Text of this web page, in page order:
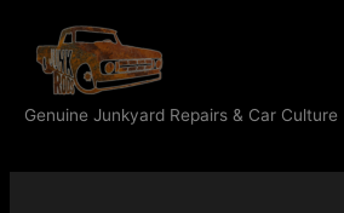
obsah
Genuine Junkyard Repairs & Car Culture